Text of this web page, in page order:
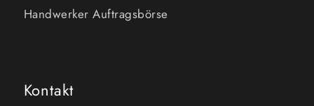
Handwerker Auftragsbörse
Kontakt